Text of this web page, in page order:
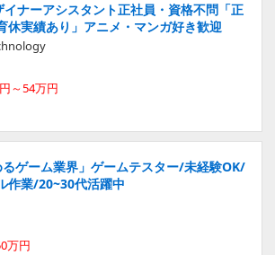
ナーアシスタント正社員・資格不問「正
休実績あり」アニメ・マンガ好き歓迎
～54万円
るゲーム業界」ゲームテスター/未経験OK/
作業/20~30代活躍中
万円